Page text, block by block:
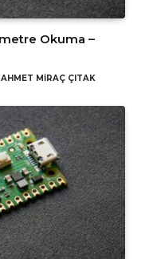
Okuma –
AHMET MIRAÇ ÇITAK